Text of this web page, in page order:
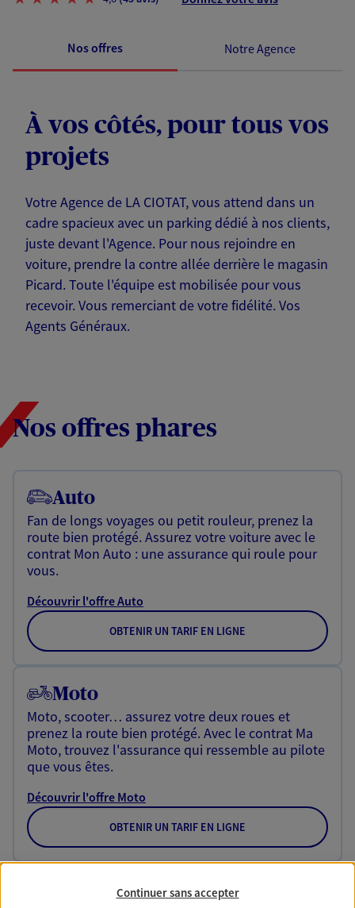
Nos offres Notre Agence
À vos côtés, pour tous vos
projets
Votre Agence de LA CIOTAT, vous attend dans un
cadre spacieux avec un parking dédié à nos clients,
juste devant l'Agence. Pour nous rejoindre en
voiture, prendre la contre allée derrière le magasin
Picard. Toute l'équipe est mobilisée pour vous
recevoir. Vous remerciant de votre fidélité. Vos
Agents Généraux.
Nos offres phares
Auto
Fan de longs voyages ou petit rouleur, prenez la
route bien protégé. Assurez votre voiture avec le
contrat Mon Auto : une assurance qui roule pour
vous.
Découvrir l'offre Auto
OBTENIR UN TARIF EN LIGNE
Moto
Moto, scooter… assurez votre deux roues et
prenez la route bien protégé. Avec le contrat Ma
Moto, trouvez l'assurance qui ressemble au pilote
que vous êtes.
Découvrir l'offre Moto
OBTENIR UN TARIF EN LIGNE
HabitationContinuer sans accepter